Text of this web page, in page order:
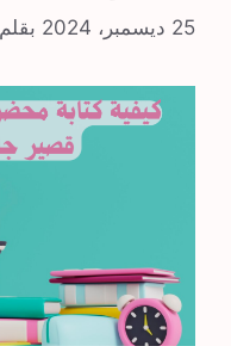
25 ديسمبر، 2024 بقلم